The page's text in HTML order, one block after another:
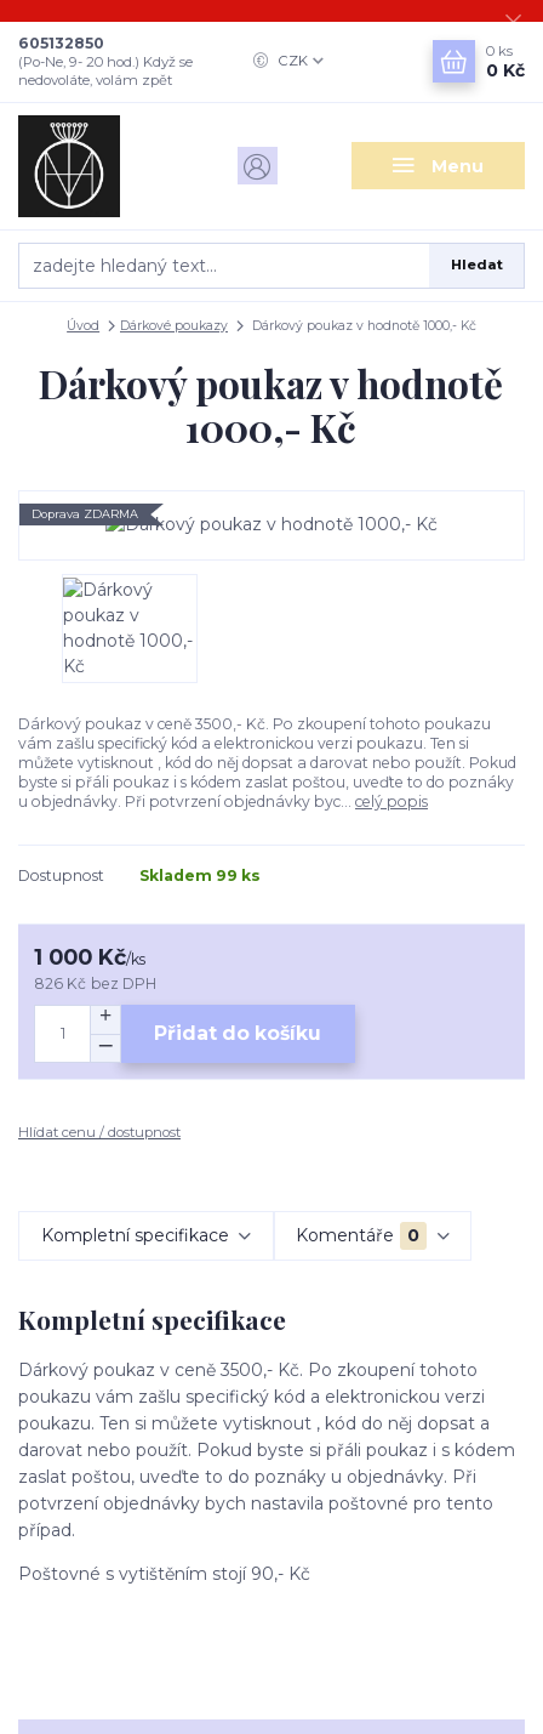
Menu
CZK
Hledat
605132850
(Po-Ne, 9- 20 hod.) Když se
nedovoláte, volám zpět
0 ks
0 Kč
Úvod Dárkové poukazy Dárkový poukaz v hodnotě 1000,- Kč
Dárkový poukaz v hodnotě
1000,- Kč
Doprava ZDARMA
Dárkový poukaz v ceně 3500,- Kč. Po zkoupení tohoto poukazu
vám zašlu specifický kód a elektronickou verzi poukazu. Ten si
můžete vytisknout , kód do něj dopsat a darovat nebo použít. Pokud
byste si přáli poukaz i s kódem zaslat poštou, uveďte to do poznáky
u objednávky. Při potvrzení objednávky byc... celý popis
Dostupnost Skladem 99 ks
1 000 Kč/ks
826 Kč bez DPH
Přidat do košíku
Hlídat cenu / dostupnost
Kompletní specifikace Komentáře 0
Kompletní specifikace
Dárkový poukaz v ceně 3500,- Kč. Po zkoupení tohoto
poukazu vám zašlu specifický kód a elektronickou verzi
poukazu. Ten si můžete vytisknout , kód do něj dopsat a
darovat nebo použít. Pokud byste si přáli poukaz i s kódem
zaslat poštou, uveďte to do poznáky u objednávky. Při
potvrzení objednávky bych nastavila poštovné pro tento
případ.
Poštovné s vytištěním stojí 90,- Kč